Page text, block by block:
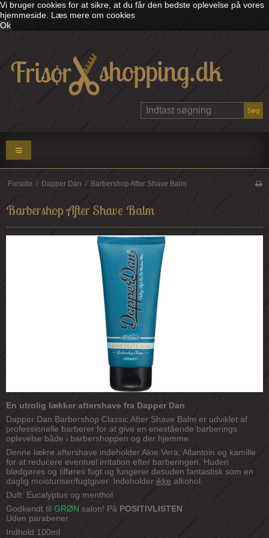
Vi bruger cookies for at sikre, at du får den bedste oplevelse på vores
hjemmeside. Læs mere om cookies
Ok
Søg
Forside / Dapper Dan / Barbershop After Shave Balm
Barbershop After Shave Balm
En utrolig lækker aftershave fra Dapper Dan
Dapper Dan Barbershop Classic After Shave Balm er udviklet af
professionelle barberer for at give en enestående barberings
oplevelse både i barbershoppen og der hjemme.
Denne lækre aftershave indeholder Aloe Vera, Allantoin og kamille
for at reducere eventuel irritation efter barberingen. Huden
blødgøres og tilføres fugt og fungerer desuden fantastisk som en
daglig moisturiser/fugtgiver. Indeholder ikke alkohol.
Duft: Eucalyptus og menthol
Godkendt til GRØN salon! På POSITIVLISTEN
Uden parabener
Indhold 100ml